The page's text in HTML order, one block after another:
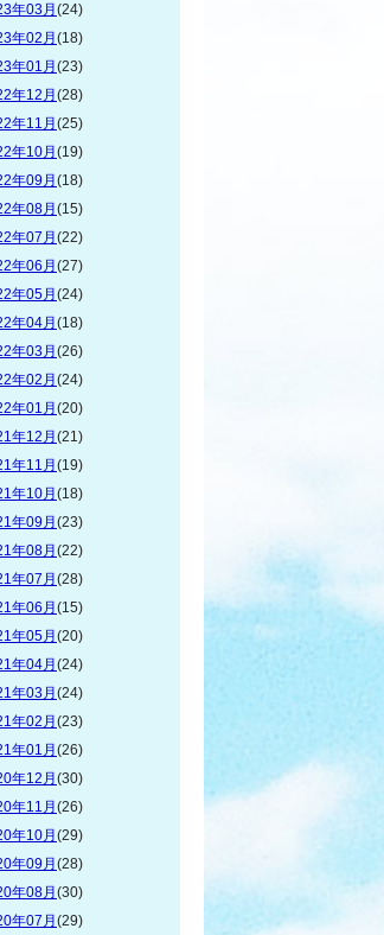
年03月 (24)
年02月 (18)
年01月 (23)
年12月 (28)
年11月 (25)
年10月 (19)
年09月 (18)
年08月 (15)
年07月 (22)
年06月 (27)
年05月 (24)
年04月 (18)
年03月 (26)
年02月 (24)
年01月 (20)
年12月 (21)
年11月 (19)
年10月 (18)
年09月 (23)
年08月 (22)
年07月 (28)
年06月 (15)
年05月 (20)
年04月 (24)
年03月 (24)
年02月 (23)
年01月 (26)
年12月 (30)
年11月 (26)
年10月 (29)
年09月 (28)
年08月 (30)
年07月 (29)